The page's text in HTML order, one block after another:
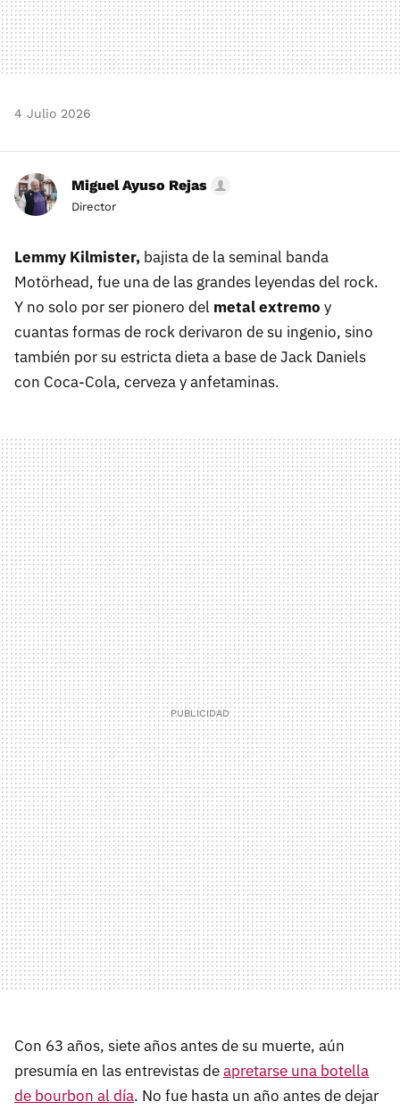
4 Julio 2026
Miguel Ayuso Rejas
Director
Lemmy Kilmister, bajista de la seminal banda
Motörhead, fue una de las grandes leyendas del rock.
Y no solo por ser pionero del metal extremo y
cuantas formas de rock derivaron de su ingenio, sino
también por su estricta dieta a base de Jack Daniels
con Coca-Cola, cerveza y anfetaminas.
Con 63 años, siete años antes de su muerte, aún
presumía en las entrevistas deapretarse una botella
de bourbon al día. No fue hasta un año antes de dejar